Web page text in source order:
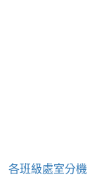
各班級處室分機